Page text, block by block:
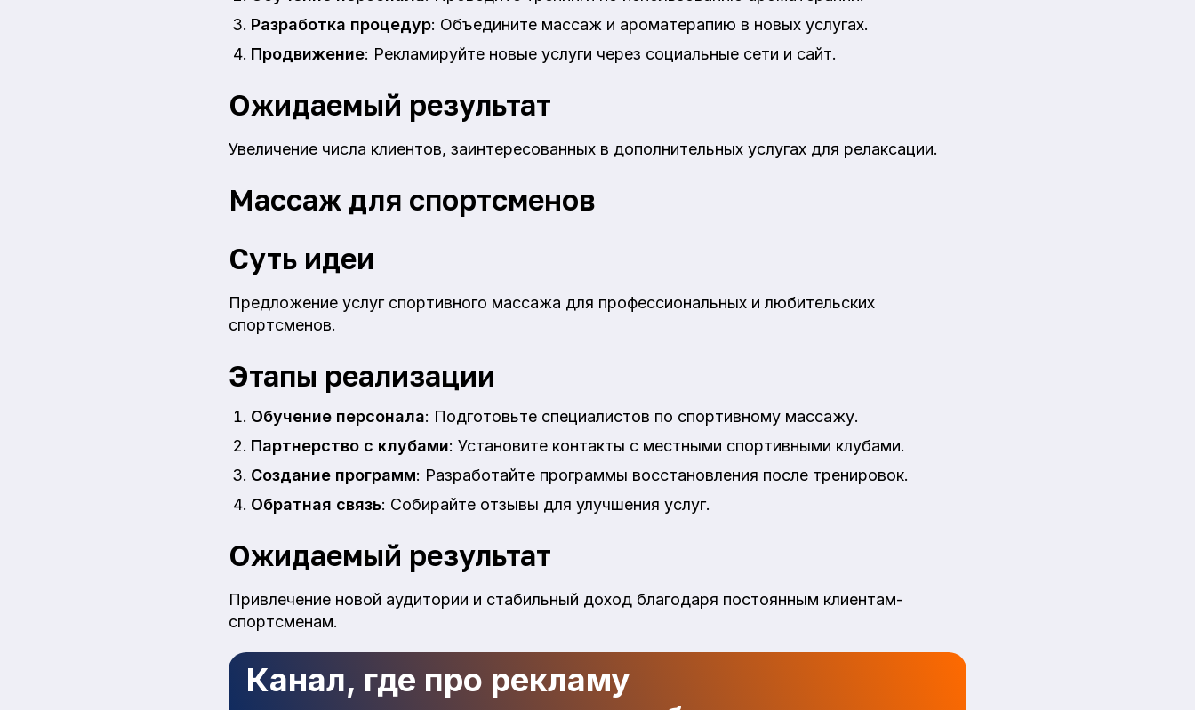
Разработка процедур: Объедините массаж и ароматерапию в новых услугах.
Продвижение: Рекламируйте новые услуги через социальные сети и сайт.
Ожидаемый результат
Увеличение числа клиентов, заинтересованных в дополнительных услугах для релаксации.
Массаж для спортсменов
Суть идеи
Предложение услуг спортивного массажа для профессиональных и любительских
спортсменов.
Этапы реализации
Обучение персонала: Подготовьте специалистов по спортивному массажу.
Партнерство с клубами: Установите контакты с местными спортивными клубами.
Создание программ: Разработайте программы восстановления после тренировок.
Обратная связь: Собирайте отзывы для улучшения услуг.
Ожидаемый результат
Привлечение новой аудитории и стабильный доход благодаря постоянным клиентам-
спортсменам.
Канал, где про рекламу